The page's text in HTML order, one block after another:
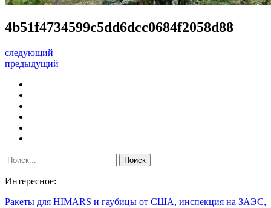
4b51f4734599c5dd6dcc0684f2058d88
следующий
предыдущий
Интересное:
Ракеты для HIMARS и гаубицы от США, инспекция на ЗАЭС,